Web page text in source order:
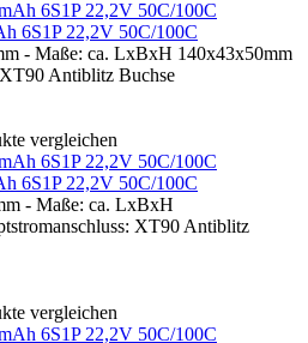
6S1P 22,2V 50C/100C
- Maße: ca. LxBxH 140x43x50mm
Antiblitz Buchse
vergleichen
6S1P 22,2V 50C/100C
- Maße: ca. LxBxH
XT90 Antiblitz
vergleichen